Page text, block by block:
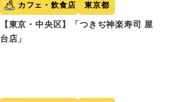
カフェ・飲食店 東京都
【東京・中央区】「つきぢ神楽寿司 屋
台店」